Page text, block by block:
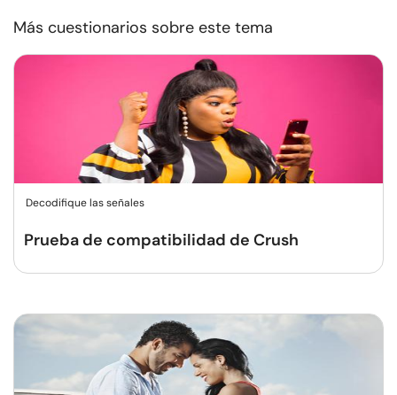
Más cuestionarios sobre este tema
Decodifique las señales
Prueba de compatibilidad de Crush